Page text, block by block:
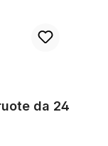
da 24